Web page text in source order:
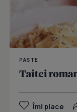
PASTE
Taitei
Îmi place